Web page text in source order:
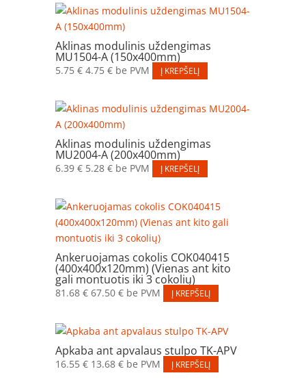
Aklinas modulinis uždengimas
MU1504-A (150x400mm)
5.75 € 4.75 €be PVM Į KREPŠELĮ
Aklinas modulinis uždengimas
MU2004-A (200x400mm)
6.39 € 5.28 €be PVM Į KREPŠELĮ
Ankeruojamas cokolis COK040415
(400x400x120mm) (Vienas ant kito
gali montuotis iki 3 cokolių)
81.68 € 67.50 €be PVM Į KREPŠELĮ
Apkaba ant apvalaus stulpo TK-APV
16.55 € 13.68 €be PVM Į KREPŠELĮ